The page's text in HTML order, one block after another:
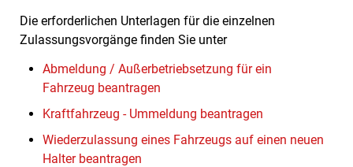
Die erforderlichen Unterlagen für die einzelnen
Zulassungsvorgänge finden Sie unter
Abmeldung / Außerbetriebsetzung für ein
Fahrzeug beantragen
Kraftfahrzeug - Ummeldung beantragen
Wiederzulassung eines Fahrzeugs auf einen neuen
Halter beantragen